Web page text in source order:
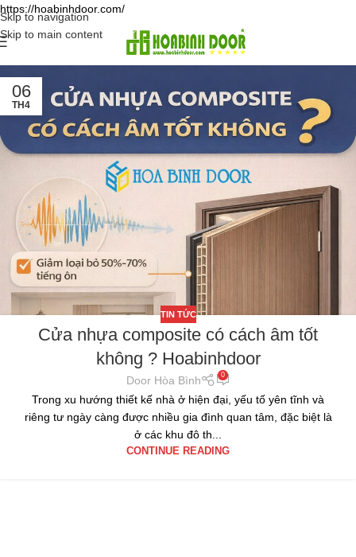
https://hoabinhdoor.com/
Skip to navigation
Skip to main content
06
TH4
TIN TỨC
Cửa nhựa composite có cách âm tốt
không ? Hoabinhdoor
Door Hòa Bình 0
Trong xu hướng thiết kế nhà ở hiện đại, yếu tố yên tĩnh và
riêng tư ngày càng được nhiều gia đình quan tâm, đặc biệt là
ở các khu đô th...
CONTINUE READING